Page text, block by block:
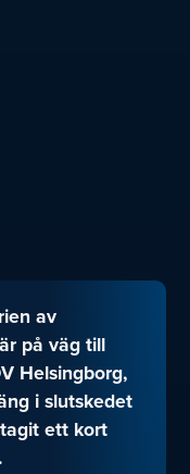
av
på väg till
Helsingborg,
i slutskedet
ett kort